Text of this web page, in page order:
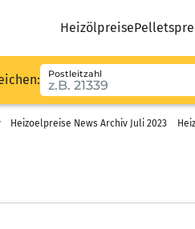
Heizölpreise
Postleitzahl
Heizoelpreise News Archiv Juli 2023